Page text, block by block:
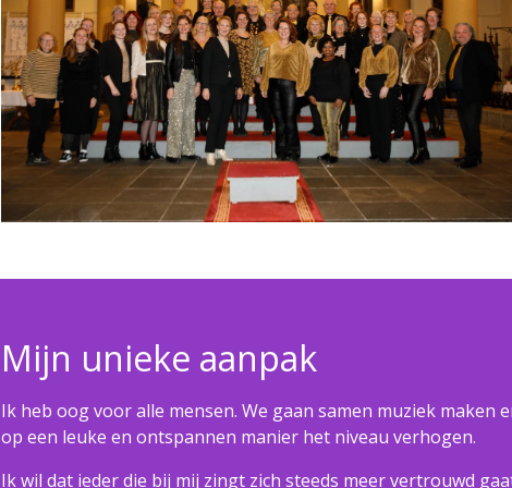
Mijn unieke aanpak
Ik heb oog voor alle mensen. We gaan samen muziek maken
op een leuke en ontspannen manier het niveau verhogen.
Ik wil dat ieder die bij mij zingt zich steeds meer vertrouwd